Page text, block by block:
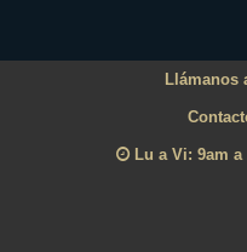
Llámanos
Lu a Vi: 9am a